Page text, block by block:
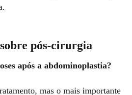
pós-cirurgia
após a abdominoplastia?
mas o mais importante